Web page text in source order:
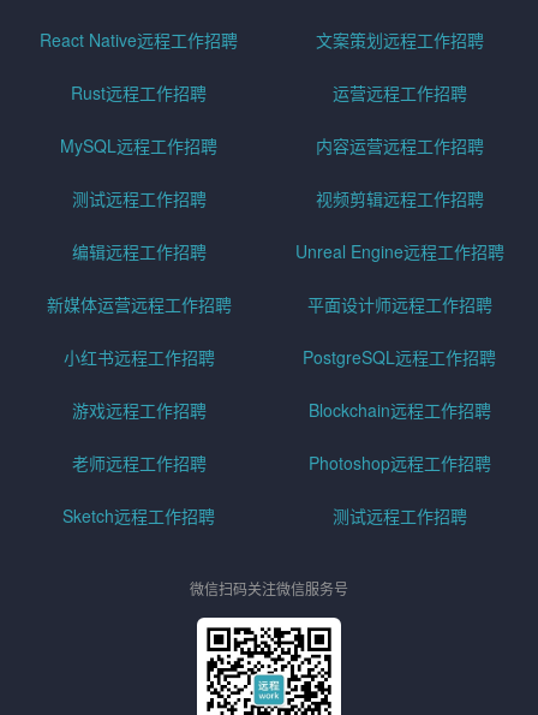
React Native远程工作招聘 文案策划远程工作招聘
Rust远程工作招聘 运营远程工作招聘
MySQL远程工作招聘 内容运营远程工作招聘
测试远程工作招聘 视频剪辑远程工作招聘
编辑远程工作招聘 Unreal Engine远程工作招聘
新媒体运营远程工作招聘 平面设计师远程工作招聘
小红书远程工作招聘 PostgreSQL远程工作招聘
游戏远程工作招聘 Blockchain远程工作招聘
老师远程工作招聘 Photoshop远程工作招聘
Sketch远程工作招聘 测试远程工作招聘
微信扫码关注微信服务号